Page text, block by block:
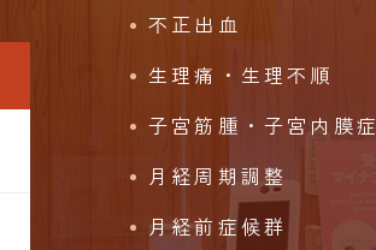
不正出血
生理痛・生理不順
子宮筋腫・子宮内膜症
月経周期調整
月経前症候群